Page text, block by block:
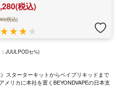
税込)
税込)
JUULPODセ%)
スターターキットからベイプリキッドまで
メリカに本社を置くBEYONDVAPEの日本支